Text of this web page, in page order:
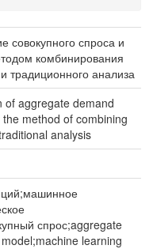
совокупного спроса и
комбинирования
традиционного анализа
of aggregate demand
method of combining
analysis
спрос;aggregate
learning